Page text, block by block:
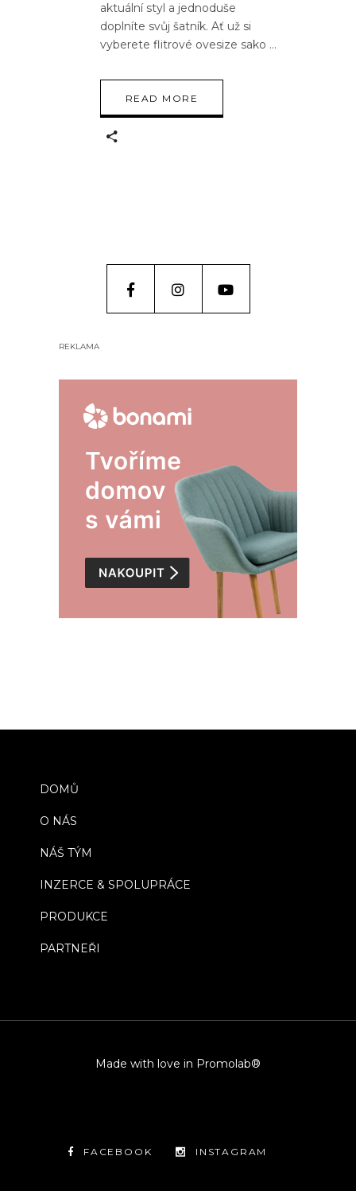
aktuální styl a jednoduše
doplníte svůj šatník. Ať už si
vyberete flitrové ovesize sako
READ MORE
REKLAMA
DOMŮ
O NÁS
NÁŠ TÝM
INZERCE & SPOLUPRÁCE
PRODUKCE
PARTNEŘI
Made with love in Promolab®
FACEBOOK INSTAGRAM